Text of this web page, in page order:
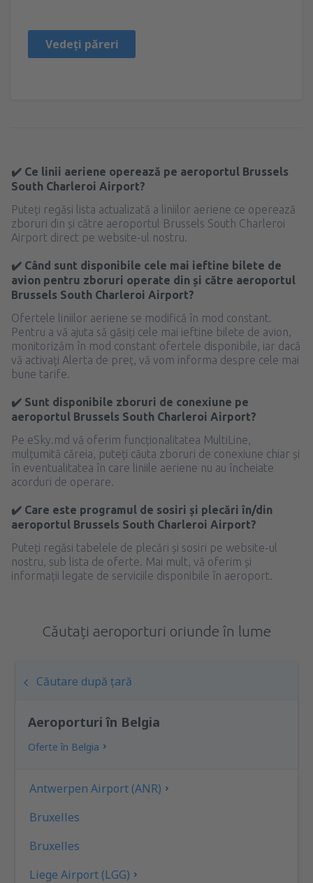
Vedeți păreri
✔️ Ce linii aeriene operează pe aeroportul Brussels
South Charleroi Airport?
Puteți regăsi lista actualizată a liniilor aeriene ce operează
zboruri din și către aeroportul Brussels South Charleroi
Airport direct pe website-ul nostru.
✔️ Când sunt disponibile cele mai ieftine bilete de
avion pentru zboruri operate din și către aeroportul
Brussels South Charleroi Airport?
Ofertele liniilor aeriene se modifică în mod constant.
Pentru a vă ajuta să găsiți cele mai ieftine bilete de avion,
monitorizăm în mod constant ofertele disponibile, iar dacă
vă activați Alerta de preț, vă vom informa despre cele mai
bune tarife.
✔️ Sunt disponibile zboruri de conexiune pe
aeroportul Brussels South Charleroi Airport?
Pe eSky.md vă oferim funcționalitatea MultiLine,
mulțumită căreia, puteți căuta zboruri de conexiune chiar și
în eventualitatea în care liniile aeriene nu au încheiate
acorduri de operare.
✔️ Care este programul de sosiri și plecări în/din
aeroportul Brussels South Charleroi Airport?
Puteți regăsi tabelele de plecări și sosiri pe website-ul
nostru, sub lista de oferte. Mai mult, vă oferim și
informații legate de serviciile disponibile în aeroport.
Căutați aeroporturi oriunde în lume
Căutare după țară
Aeroporturi în Belgia
Oferte în Belgia
Antwerpen Airport (ANR)
Bruxelles
Bruxelles
Liege Airport (LGG)